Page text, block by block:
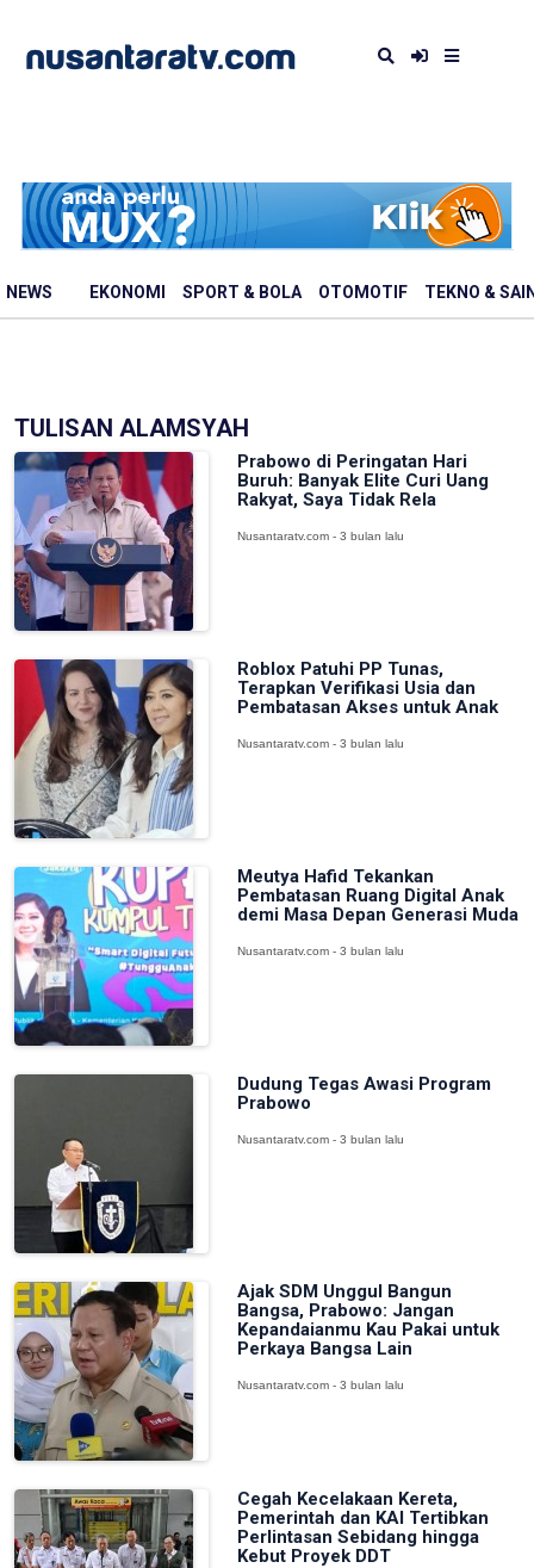
NEWS EKONOMI SPORT & BOLA OTOMOTIF TEKNO &
TULISAN ALAMSYAH
Prabowo di Peringatan Hari
Buruh: Banyak Elite Curi Uang
Rakyat, Saya Tidak Rela
Nusantaratv.com - 3 bulan lalu
Roblox Patuhi PP Tunas,
Terapkan Verifikasi Usia dan
Pembatasan Akses untuk Anak
Nusantaratv.com - 3 bulan lalu
Meutya Hafid Tekankan
Pembatasan Ruang Digital Anak
demi Masa Depan Generasi Muda
Nusantaratv.com - 3 bulan lalu
Dudung Tegas Awasi Program
Prabowo
Nusantaratv.com - 3 bulan lalu
Ajak SDM Unggul Bangun
Bangsa, Prabowo: Jangan
Kepandaianmu Kau Pakai untuk
Perkaya Bangsa Lain
Nusantaratv.com - 3 bulan lalu
Cegah Kecelakaan Kereta,
Pemerintah dan KAI Tertibkan
Perlintasan Sebidang hingga
Kebut Proyek DDT